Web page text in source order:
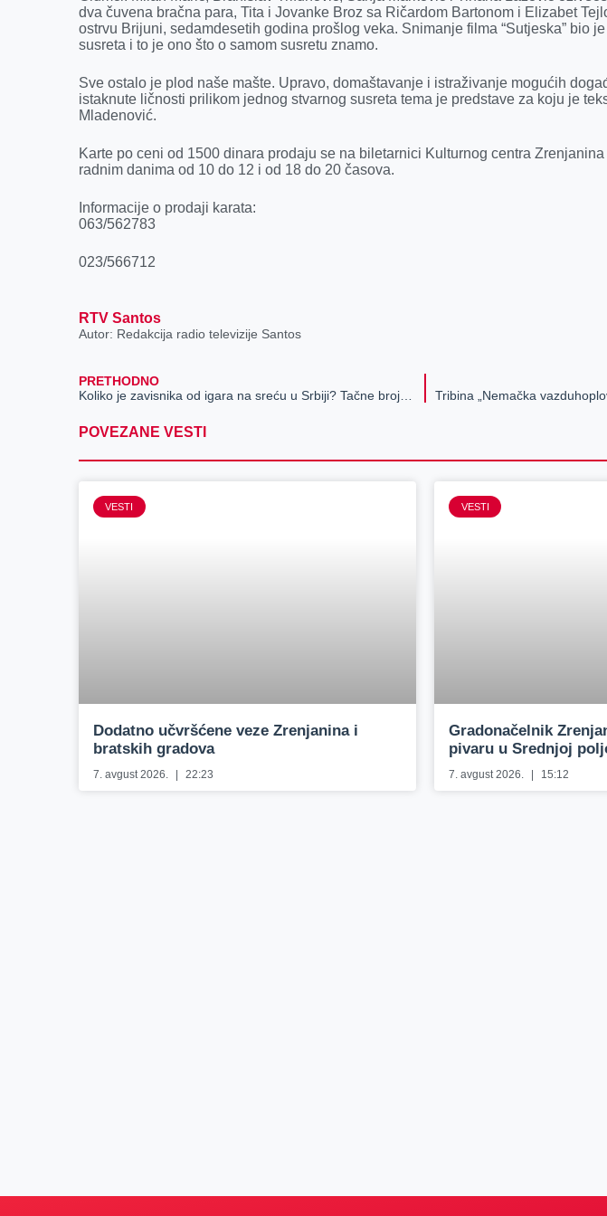
r
dva čuvena bračna para, Tita i Jovanke Broz sa Ričardom Bartonom i Elizabet
ostrvu Brijuni, sedamdesetih godina prošlog veka. Snimanje filma “Sutjeska” bio
susreta i to je ono što o samom susretu znamo.
Sve ostalo je plod naše mašte. Upravo, domaštavanje i istraživanje mogućih
istaknute ličnosti prilikom jednog stvarnog susreta tema je predstave za koju je
Mladenović.
Karte po ceni od 1500 dinara prodaju se na biletarnici Kulturnog centra
radnim danima od 10 do 12 i od 18 do 20 časova.
Informacije o prodaji karata:
063/562783
023/566712
RTV Santos
Autor: Redakcija radio televizije Santos
PRETHODNO
POVEZANE VESTI
VESTI
Dodatno učvršćene veze Zrenjanina i
bratskih gradova
7. avgust 2026. 22:23
VESTI
Gradonačelnik
pivaru u Srednjoj
7. avgust 2026. 15:12